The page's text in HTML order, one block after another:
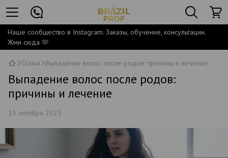
Наше сообщество в Instagram. Заказы, обучение, консультации.
Жми сюда 🫶
Статьи Выпадение волос после родов: причины и лечение
Выпадение волос после родов:
причины и лечение
13 октября 2025